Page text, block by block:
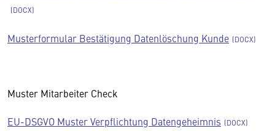
Musterformular Bestätigung Datenlöschung Kunde
Muster Mitarbeiter Check
EU-DSGVO Muster Verpflichtung Datengeheimnis